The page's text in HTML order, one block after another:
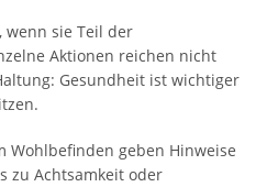
wenn sie Teil der
Aktionen reichen nicht
Gesundheit ist wichtiger
Wohlbefinden geben Hinweise
zu Achtsamkeit oder